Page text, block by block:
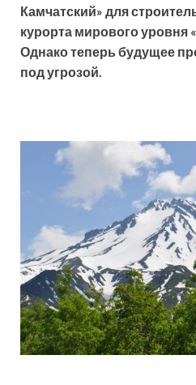
Камчатский» для
курорта мирового уровня
Однако теперь будущее
под угрозой.